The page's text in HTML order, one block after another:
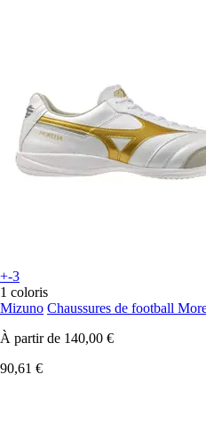
+-3
1 coloris
Mizuno Chaussures de football
À partir de 140,00 €
90,61 €